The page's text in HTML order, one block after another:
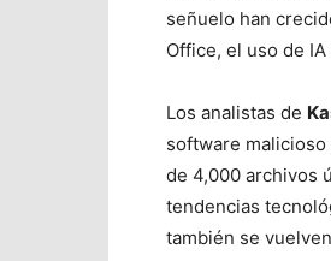
señuelo han
Office, el uso de
Los analistas de
software
de 4,000 archivos
tendencias
también se